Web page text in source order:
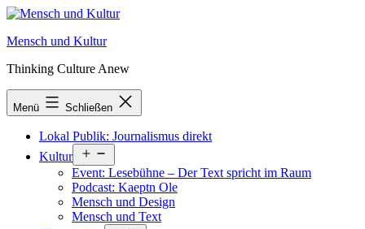
Zum
springen
Mensch und Kultur
Thinking Culture Anew
Menü Schließen
Lokal Publik: Journalismus direkt
Kultur
öffnen
Event: Lesebühne – Der Text spricht im Raum
Podcast: Kaeptn Ole
Mensch und Design
Mensch und Text